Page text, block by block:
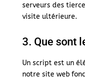
serveurs des
visite ultérieure.
3. Que sont
Un script est un
notre site web